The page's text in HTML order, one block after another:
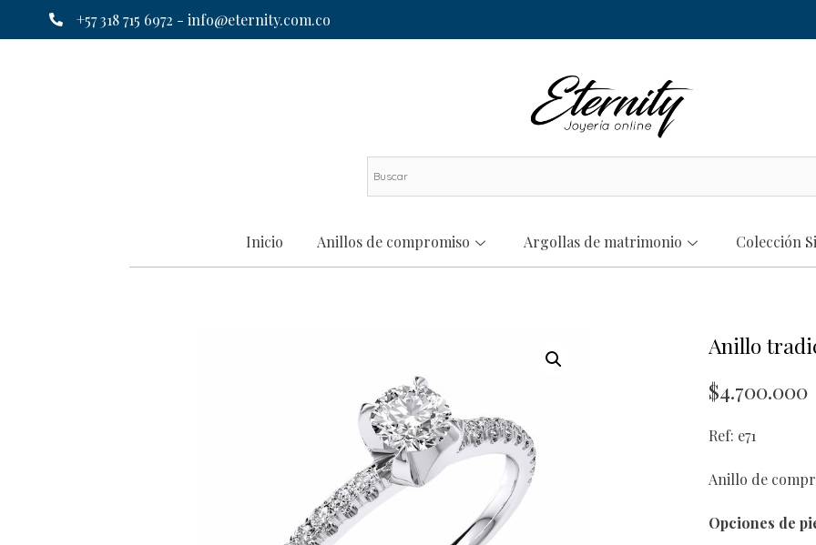
+57 318 715 6972 - info@eternity.com.co
Inicio Anillos de compromiso Argollas de matrimonio Colección
Anillo
$4.700.000
Ref: e71
Anillo de
Opciones de